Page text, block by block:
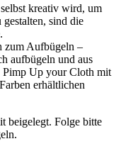
kreativ wird, um
sind die
zum Aufbügeln –
aufbügeln und aus
Pimp Up your Cloth mit
erhältlichen
beigelegt. Folge bitte